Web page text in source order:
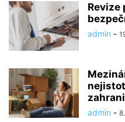
Revize
admin -
admin -